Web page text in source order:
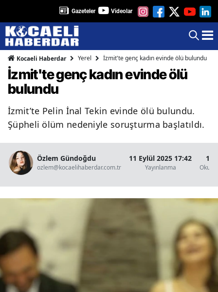
Gazeteler Videolar
Kocaeli Haberdar Yerel İzmit'te genç kadın evinde ölü bulundu
İzmit'te genç kadın evinde ölü
bulundu
İzmit’te Pelin İnal Tekin evinde ölü bulundu.
Şüpheli ölüm nedeniyle soruşturma başlatıldı.
Özlem Gündoğdu
ozlem@kocaelihaberdar.com.tr
11 Eylül 2025 17:42
Yayınlanma
1